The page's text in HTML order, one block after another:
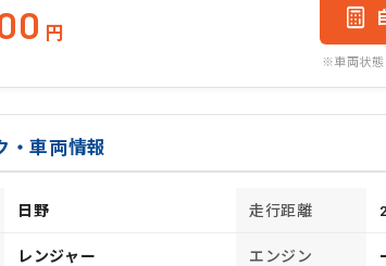
円
※車両状態
・車両情報
日野 走行距離
レンジャー エンジン